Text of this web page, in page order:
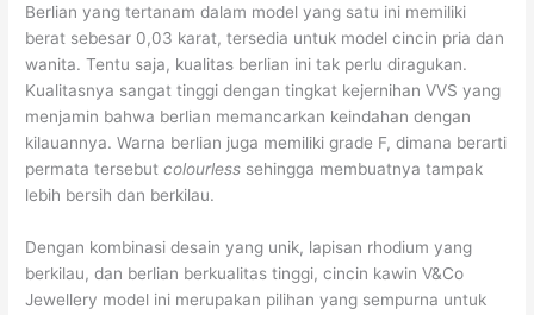
Berlian yang tertanam dalam model yang satu ini memiliki
berat sebesar 0,03 karat, tersedia untuk model cincin pria dan
wanita.Tentu saja, kualitas berlian ini tak perlu diragukan.
Kualitasnya sangat tinggi dengan tingkat kejernihan VVS yang
menjamin bahwa berlian memancarkan keindahan dengan
kilauannya. Warna berlian juga memiliki grade F, dimana berarti
permata tersebutcolourless sehingga membuatnya tampak
lebih bersih dan berkilau.
Dengan kombinasi desain yang unik, lapisan rhodium yang
berkilau, dan berlian berkualitas tinggi, cincin kawin V&Co
Jewellery model ini merupakan pilihan yang sempurna untuk